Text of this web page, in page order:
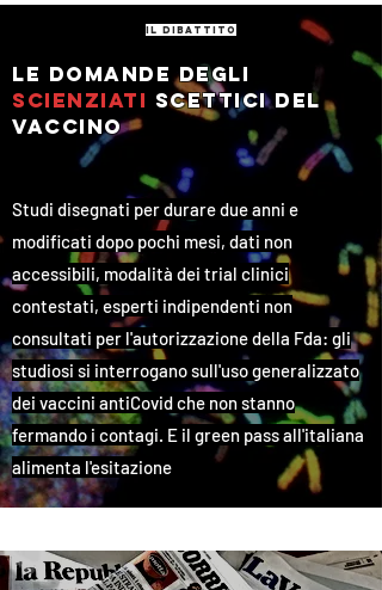
il dibattito
le domande degli
scienziati scetticidel
vaccino
Studi disegnati per durare due anni e
modificati dopo pochi mesi, dati non
accessibili, modalità dei trial clinici
contestati, esperti indipendenti non
consultati per l'autorizzazione della Fda: gli
studiosi si interrogano sull'uso generalizzato
dei vaccini antiCovid che non stanno
fermando i contagi. E il green pass all'italiana
alimenta l'esitazione